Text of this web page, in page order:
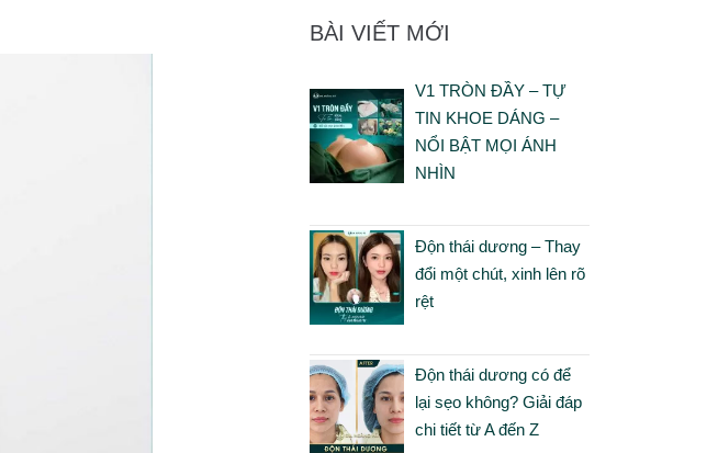
BÀI VIẾT MỚI
V1 TRÒN ĐẦY – TỰ
TIN KHOE DÁNG –
NỔI BẬT MỌI ÁNH
NHÌN
Độn thái dương – Thay
đổi một chút, xinh lên rõ
rệt
Độn thái dương có để
lại sẹo không? Giải đáp
chi tiết từ A đến Z